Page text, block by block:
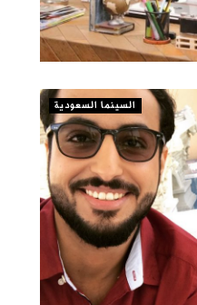
السينما السعودية